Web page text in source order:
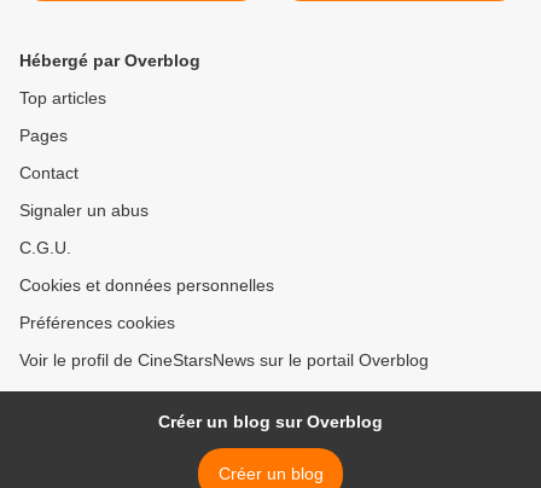
Hébergé par Overblog
Top articles
Pages
Contact
Signaler un abus
C.G.U.
Cookies et données personnelles
Préférences cookies
Voir le profil de CineStarsNews sur le portail Overblog
Créer un blog sur Overblog
Créer un blog